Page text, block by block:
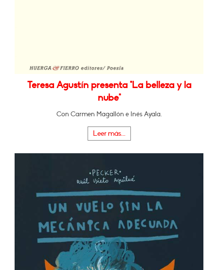
Teresa Agustín presenta "La belleza y la
nube"
Con Carmen Magallón e Inés Ayala.
Leer más...